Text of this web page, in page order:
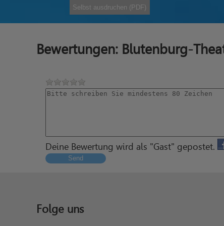
Selbst ausdruchen (PDF)
Bewertungen: Blutenburg-
Deine Bewertung wird als "Gast" gepostet.
Send
Folge uns